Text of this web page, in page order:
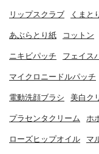
リップスクラブ くまと
あぶらとり紙 コットン
ニキビパッチ フェイス
マイクロニードルパッチ
電動洗顔ブラシ 美白ク
プラセンタクリーム ホ
ローズヒップオイル マ